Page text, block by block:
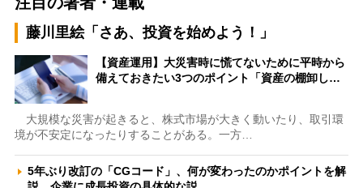
藤川里絵「さあ、投資を始めよう！」
【資産運用】大災害時に慌てないために平時から
備えておきたい3つのポイント「資産の棚卸し…
大規模な災害が起きると、株式市場が大きく動いたり、取引環
境が不安定になったりすることがある。一方…
5年ぶり改訂の「CGコード」、何が変わったのかポイントを解